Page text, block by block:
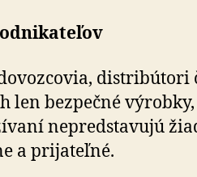
distribútori
len bezpečné
nepredstavujú
a prijateľné.